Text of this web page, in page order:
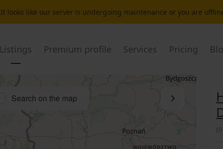
It looks like our server is undergoing maintenance or you are
Listings Premium profile Services Pricing
Search on the map Close the list
(